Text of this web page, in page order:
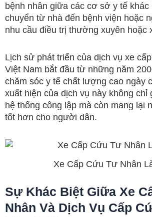
bệnh nhân giữa các cơ sở y tế khác
chuyển từ nhà đến bệnh viện hoặc
nhu cầu điều trị thường xuyên hoặc
Lịch sử phát triển của dịch vụ xe
Việt Nam bắt đầu từ những năm
chăm sóc y tế chất lượng cao ngày
xuất hiện của dịch vụ này không chỉ
hệ thống công lập mà còn mang lại
tốt hơn cho người dân.
Xe Cấp Cứu Tư Nhân
Sự Khác Biệt Giữa Xe
Nhân Và Dịch Vụ Cấp